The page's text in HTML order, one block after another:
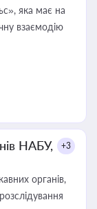
яка має на
взаємодію
НАБУ,
+3
органів,